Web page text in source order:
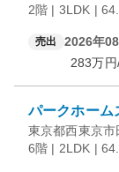
2階 | 3LDK |
売出 2026年08
283万
パークホーム
東京都西東京市
6階 | 2LDK |